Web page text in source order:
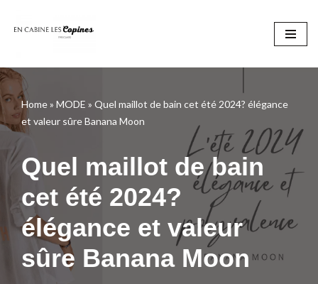
contenu
Home» MODE » Quel maillot de bain cet été 2024? élégance
et valeur sûre Banana Moon
Quel maillot de bain
cet été 2024?
élégance et valeur
sûre Banana Moon